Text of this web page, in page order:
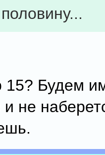
15? Будем
не